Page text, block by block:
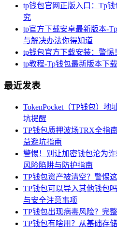
tp钱包官网正版入口：Tp
究
tp官方下载安卓最新版本-
与解决办法你得知道
tp钱包官方下载安装：警
tp教程-Tp钱包最新版本下
最近发表
TokenPocket（TP钱包）
坑提醒
TP钱包质押波场TRX全指
益避坑指南
警惕！别让加密钱包沦为
风险陷阱与防护指南
TP钱包资产被清空？警惕
TP钱包可以导入其他钱包
与安全注意事项
TP钱包出现病毒风险？完
TP钱包有啥用？从基础存